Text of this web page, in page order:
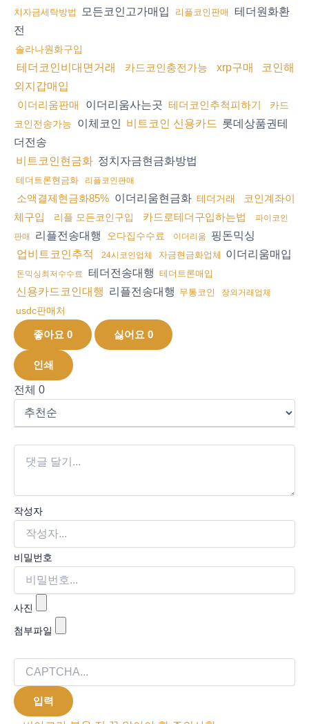
치자금세탁방법
모든코인고가매입 리플코인판매
테더원화환
전
솔라나원화구입
테더코인비대면거래 카드코인충전가능 xrp구매
코인해
외지갑매입
이더리움판매
이더리움사는곳 테더코인추척피하기
카드
코인전송가능
이체코인 비트코인 신용카드 롯데상품권테
더전송
비트코인현금화 정치자금현금화방법
테더트론현금화 리플코인판매
소액결제현금화85% 이더리움현금화 테더거래
코인계좌이
체구입
리플 모든코인구입 카드로테더구입하는법
파이코인
판매
리플전송대행 오다집수수료 이더리움 핑돈믹싱
업비트코인추적 24시코인업체 자금현금화업체 이더리움매입
돈믹싱최저수수료 테더전송대행 테더트론매입
신용카드코인대행 리플전송대행 무통코인 장외거래업체
usdc판매처
좋아요 0 싫어요 0
인쇄
전체 0
작성자
비밀번호
사진
첨부파일